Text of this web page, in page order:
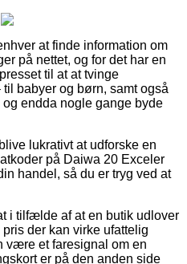
at finde information om
på nettet, og for det har en
til at at tvinge
babyer og børn, samt også
endda nogle gange byde
lukrativt at udforske en
på Daiwa 20 Exceler
handel, så du er tryg ved at
i tilfælde af at en butik udlover
der kan virke ufattelig
være et faresignal om en
er på den anden side